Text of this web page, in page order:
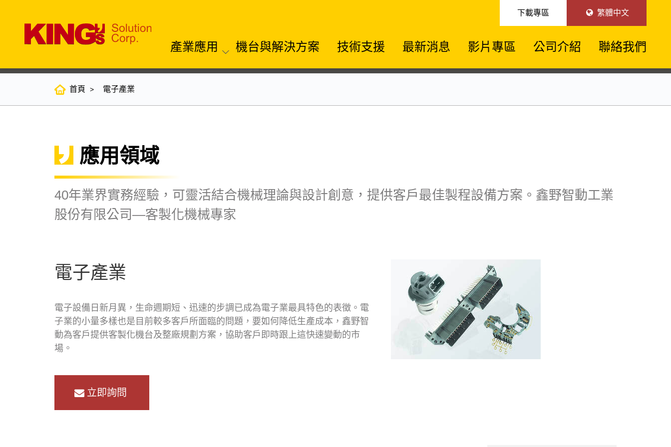
下載專區 繁體中文
產業應用 機台與解決方案 技術支援 最新消息 影片專區 公司介紹 聯絡我們
首頁 電子產業
應用領域
40年業界實務經驗，可靈活結合機械理論與設計創意，提供客戶最佳製程設備方案。鑫野智動工業
股份有限公司—客製化機械專家
電子產業
電子設備日新月異，生命週期短、迅速的步調已成為電子業最具特色的表徵。電
子業的小量多樣也是目前較多客戶所面臨的問題，要如何降低生產成本，鑫野智
動為客戶提供客製化機台及整廠規劃方案，協助客戶即時跟上這快速變動的市
場。
立即詢問